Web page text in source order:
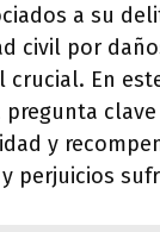
a su
civil por
crucial. En
y
perjuicios